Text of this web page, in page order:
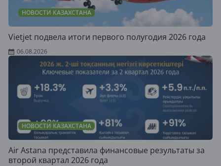
НОВОСТИ КАЗАХСТАНА
Vietjet подвела итоги первого полугодия 2026 года
06.08.2026
НОВОСТИ КАЗАХСТАНА
Air Astana представила финансовые результаты за
второй квартал 2026 года